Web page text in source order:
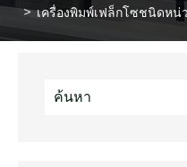
เครื่องพิมพ์เฟล็กโซชนิดหน่